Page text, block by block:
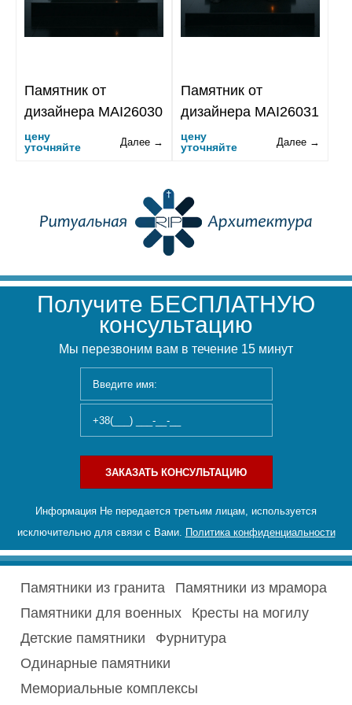
Памятник от
дизайнера MAI26030
цену
уточняйте
Далее →
Памятник от
дизайнера MAI26031
цену
уточняйте
Далее →
Получите БЕСПЛАТНУЮ
консультацию
Мы перезвоним вам в течение 15 минут
ЗАКАЗАТЬ КОНСУЛЬТАЦИЮ
Информация Не передается третьим лицам, используется
исключительно для связи с Вами. Политика конфиденциальности
Памятники из гранита
Памятники из мрамора
Памятники для военных
Кресты на могилу
Детские памятники
Фурнитура
Одинарные памятники
Мемориальные комплексы